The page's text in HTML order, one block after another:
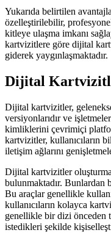
Yukarıda belirtilen
özelleştirilebilir,
kitleye ulaşma imkanı
kartvizitlere göre dijital
giderek yaygınlaşmaktadır.
Dijital
Dijital kartvizitler,
versiyonlarıdır ve
kimliklerini çevrimiçi
kartvizitler, kullanıcıların
iletişim ağlarını
Dijital kartvizitler
bulunmaktadır. Bunlardan
Bu araçlar genellikle
kullanıcıların kolayca
genellikle bir dizi önceden
istedikleri şekilde